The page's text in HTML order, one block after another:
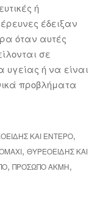
ή
έδειξαν
όταν αυτές
σε
υγείας ή να είναι
προβλήματα
ΚΑΙ ΈΝΤΕΡΟ,
, ΘΥΡΕΟΕΙΔΉΣ ΚΑΙ
, ΠΡΌΣΩΠΟ ΑΚΜΉ,